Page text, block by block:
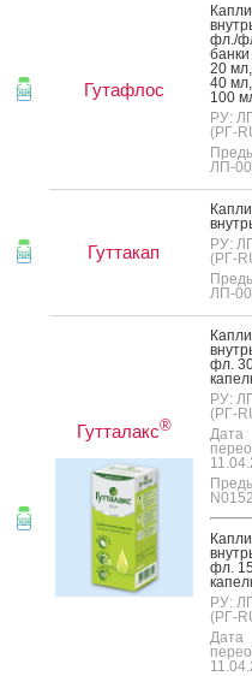
Гутафлос
фл./
20
40
100
РУ:
(РГ-
ЛП-
Гуттакап
РУ:
(РГ-
ЛП-
Гутталакс®
фл.
РУ:
(РГ-
Дата
фл.
РУ:
(РГ-
Дата